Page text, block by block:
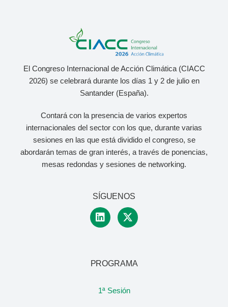
El Congreso Internacional de Acción Climática (CIACC
2026) se celebrará durante los días 1 y 2 de julio en
Santander (España).
Contará con la presencia de varios expertos
internacionales del sector con los que, durante varias
sesiones en las que está dividido el congreso, se
abordarán temas de gran interés, a través de ponencias,
mesas redondas y sesiones de networking.
SÍGUENOS
PROGRAMA
1ª Sesión